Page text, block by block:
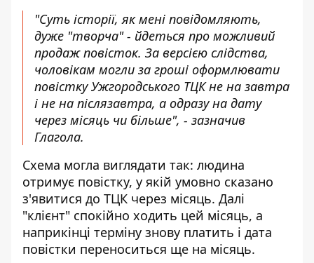
"Суть історії, як мені повідомляють,
дуже "творча" - йдеться про можливий
продаж повісток. За версією слідства,
чоловікам могли за гроші оформлювати
повістку Ужгородського ТЦК не на завтра
і не на післязавтра, а одразу на дату
через місяць чи більше", - зазначив
Глагола.
Схема могла виглядати так: людина
отримує повістку, у якій умовно сказано
з'явитися до ТЦК через місяць. Далі
"клієнт" спокійно ходить цей місяць, а
наприкінці терміну знову платить і дата
повістки переноситься ще на місяць.